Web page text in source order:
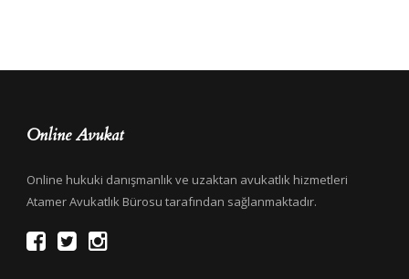
Online Avukat
Online hukuki danışmanlık ve uzaktan avukatlık hizmetleri
Atamer Avukatlık Bürosu tarafından sağlanmaktadır.